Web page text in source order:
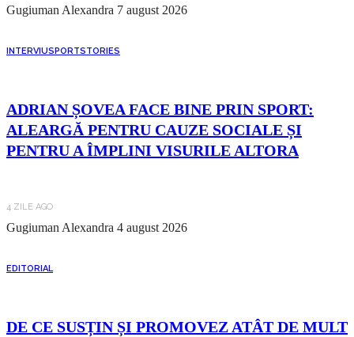
Gugiuman Alexandra 7 august 2026
INTERVIUSPORTSTORIES
ADRIAN ȘOVEA FACE BINE PRIN SPORT:
ALEARGĂ PENTRU CAUZE SOCIALE ȘI
PENTRU A ÎMPLINI VISURILE ALTORA
4 ZILE AGO
Gugiuman Alexandra 4 august 2026
EDITORIAL
DE CE SUSȚIN ȘI PROMOVEZ ATÂT DE MULT